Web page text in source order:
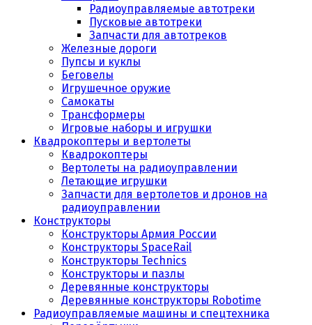
Радиоуправляемые автотреки
Пусковые автотреки
Запчасти для автотреков
Железные дороги
Пупсы и куклы
Беговелы
Игрушечное оружие
Самокаты
Трансформеры
Игровые наборы и игрушки
Квадрокоптеры и вертолеты
Квадрокоптеры
Вертолеты на радиоуправлении
Летающие игрушки
Запчасти для вертолетов и дронов на
радиоуправлении
Конструкторы
Конструкторы Армия России
Конструкторы SpaceRail
Конструкторы Technics
Конструкторы и пазлы
Деревянные конструкторы
Деревянные конструкторы Robotime
Радиоуправляемые машины и спецтехника